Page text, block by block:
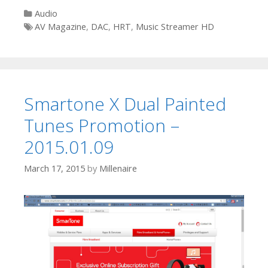
Categories
Audio
Tags
AV Magazine, DAC, HRT, Music Streamer HD
Smartone X Dual Painted
Tunes Promotion –
2015.01.09
March 17, 2015 by Millenaire